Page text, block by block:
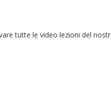
tutte le video lezioni del